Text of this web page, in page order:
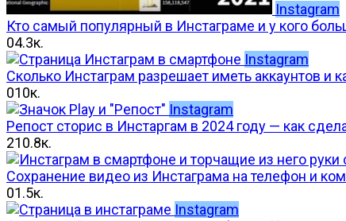
Instagram
Кто самый популярный в Инстаграме и у кого
04.3к.
Instagram
Сколько Инстаграм разрешает иметь аккаунтов и
010к.
Instagram
Репост сторис в Инстаргам в 2024 году — как
210.8к.
Сохранение видео из Инстаграма на телефон и
01.5к.
Instagram